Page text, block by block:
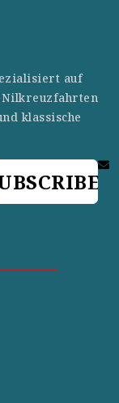
auf
Nilkreuzfahrten
klassische